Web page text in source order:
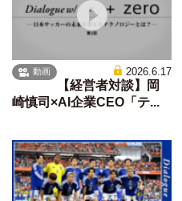
動画 2026.6.17
【経営者対談】岡
崎慎司×AI企業CEO「テ...